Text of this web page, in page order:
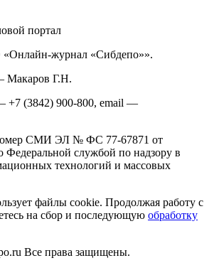
портал
журнал «Сибдепо»».
Макаров Г.Н.
+7 (3842) 900-800, email —
СМИ ЭЛ № ФС 77-67871 от
Федеральной службой по надзору в
технологий и массовых
файлы cookie. Продолжая работу с
на сбор и последующую обработку
Все права защищены.